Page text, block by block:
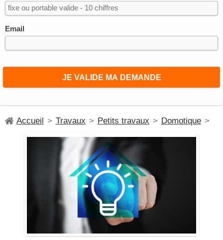
Email
Accueil > Travaux > Petits travaux > Domotique >